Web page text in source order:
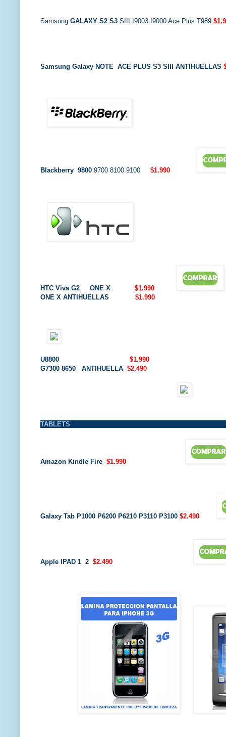
Samsung GALAXY S2 S3 SIII I9003 I9000 Ace Plus T989
Samsung Galaxy NOTE ACE PLUS S3 SIII ANTIHUELLAS
Blackberry 9800 9700 8100 9100 $1.990
HTC Viva G2 ONE X
$1.990
ONE X ANTIHUELLAS
$1.990
U8800
$1.990
G7300 8650 ANTIHUELLA $2.490
TABLETS
Amazon Kindle Fire $1.990
Galaxy Tab P1000 P6200 P6210 P3110 P3100 $2.490
Apple IPAD 1 2 $2.490